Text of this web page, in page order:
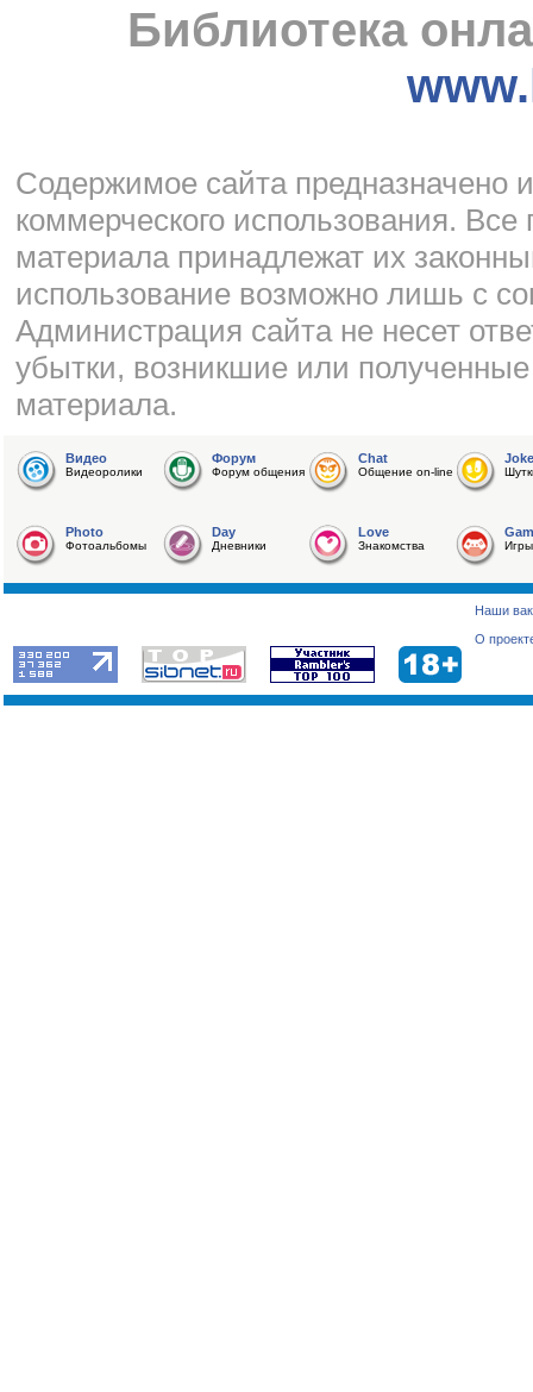
Библиотека
Cодержимое сайта предназначено
коммерческого использования.
материала принадлежат их
использование возможно лишь с
Администрация сайта не несет
убытки, возникшие или
материала.
Видео
Видеоролики
Форум
Форум общения
Chat
Общение on-line
Joke
Photo
Фотоальбомы
Day
Дневники
Love
Знакомства Игры
Наши
О